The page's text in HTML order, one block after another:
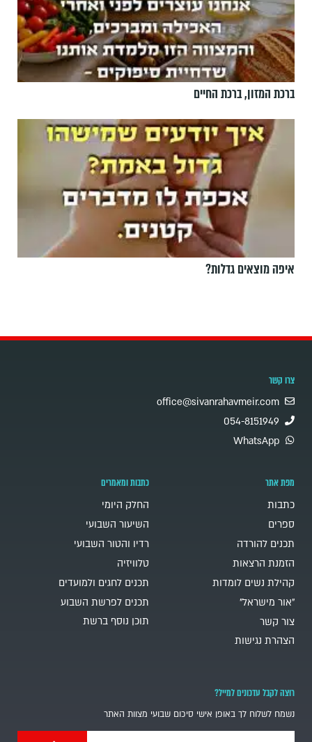
ברכת המזון, ברכת החיים
איפה מוצאים גדלות?
צרו קשר
office@sivanrahavmeir.com
054-8151949
WhatsApp
מפת אתר
כתבות
ספרים
תכנים להורדה
הזמנת הרצאות
קהילת נשים לומדות
"אור מישראל"
צור קשר
הצהרת נגישות
כתבות ומאמרים
החלק היומי
השיעור השבועי
רדיו והטור השבועי
טלוויזיה
תכנים לחגים ולמועדים
תכנים לפרשת השבוע
תוכן נוסף ברשת
רוצה לקבל עדכונים למייל?
נשמח לשלוח לך באופן אישי סיכום שבועי מצוות האתר